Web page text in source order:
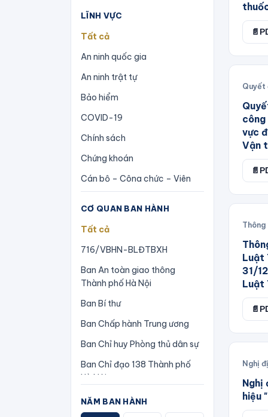
Luật
Lệnh
Nghị quyết
Nghị quyết liên tịch
Nghị định
Nghị định thư
Phương án
Quy chế phối hợp
Quyết định
LĨNH VỰC
Tất cả
An ninh quốc gia
An ninh trật tự
Bảo hiểm
COVID-19
Chính sách
Chứng khoán
Cán bộ – Công chức – Viên
chức
Công nghiệp
Cơ cấu tổ chức
Cổ phần-Cổ phần hoá
Doanh nghiệp
nghề
Hàng hải
Hành chính
CƠ QUAN BAN HÀNH
Tất cả
716/VBHN-BLĐTBXH
Ban An toàn giao thông
Thành phố Hà Nội
Ban Bí thư
Ban Chấp hành Trung ương
Ban Chỉ huy Phòng thủ dân sự
Ban Chỉ đạo 138 Thành phố
Hà Nội
Ban Chỉ đạo 138/CP
NĂM BAN HÀNH
📄
Quyết
công
vực
Vận
📄
Thông
Luật
31/
Luật
📄
Nghị
Nghị
hiệu